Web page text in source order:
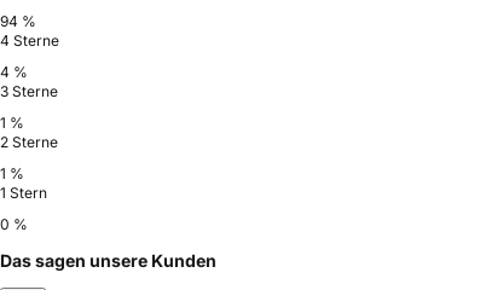
94 %
4 Sterne
4 %
3 Sterne
1 %
2 Sterne
1 %
1 Stern
0 %
Das sagen unsere Kunden